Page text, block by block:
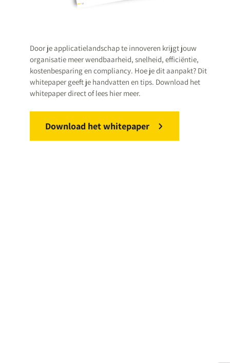
Door je applicatielandschap te innoveren krijgt jouw
organisatie meer wendbaarheid, snelheid, efficiëntie,
kostenbesparing en compliancy. Hoe je dit aanpakt? Dit
whitepaper geeft je handvatten en tips. Download het
whitepaper direct of lees hier meer.
Download het whitepaper